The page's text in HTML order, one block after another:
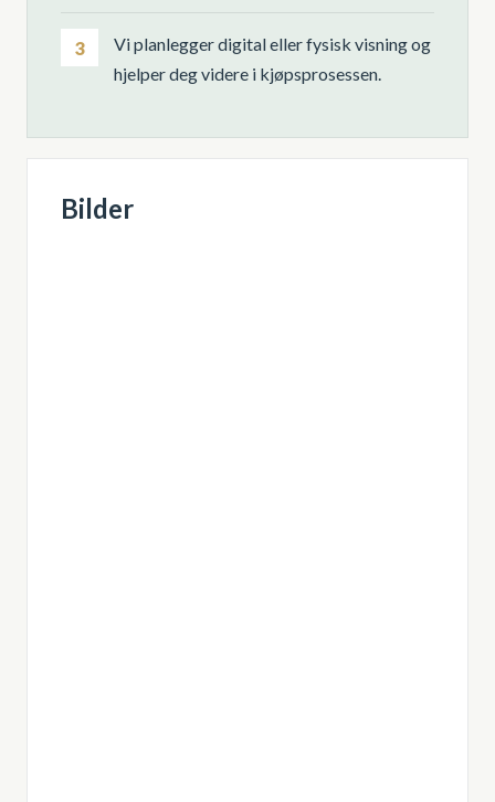
3
Vi planlegger digital eller fysisk visning og
hjelper deg videre i kjøpsprosessen.
Bilder